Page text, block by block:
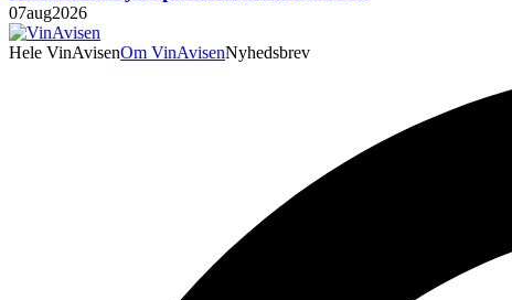
07aug2026
Hele VinAvisenOm VinAvisenNyhedsbrev